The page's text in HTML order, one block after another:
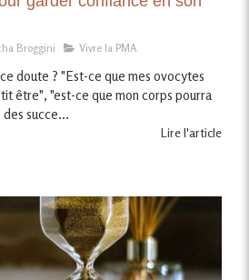
Broggini Vivre la PMA
doute ? "Est-ce que mes ovocytes
être", "est-ce que mon corps pourra
succe...
Lire l'article